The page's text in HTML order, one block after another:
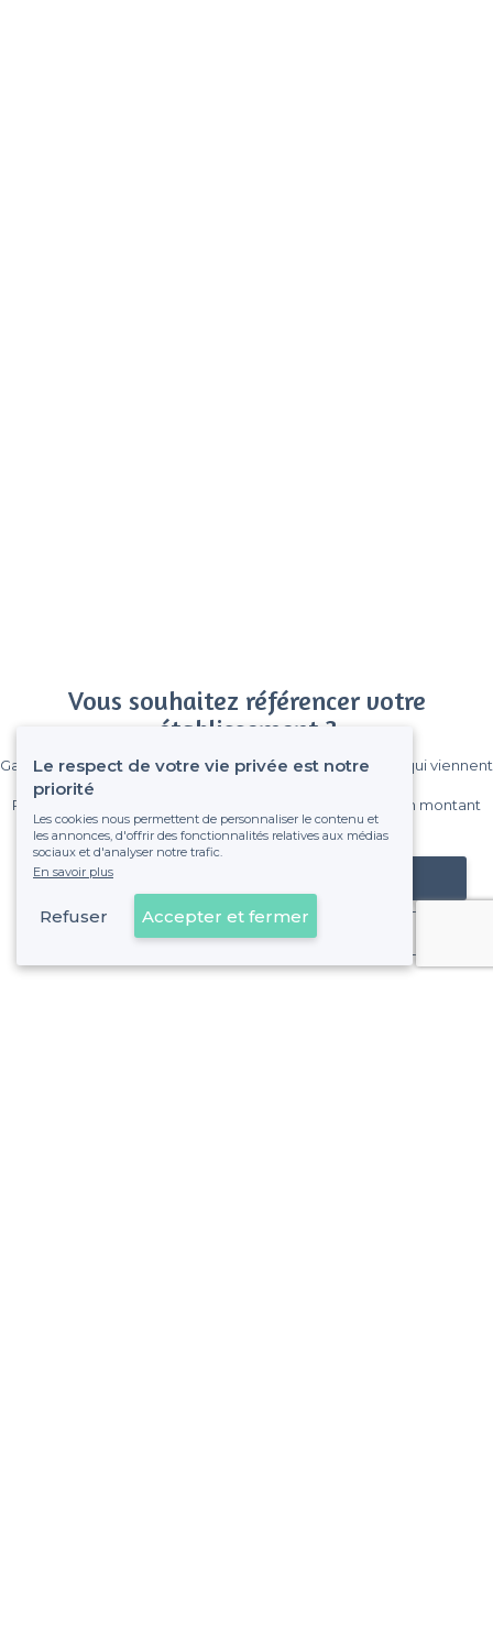
Vous souhaitez référencer votre
établissement ?
Gagnez de nombreux clients parmi le million de visiteurs qui viennent
Pas de commissions et sans engagement, vous payez un montant
fixe sans risque de voir déraper la facture.
Référencer mon établissement
Déjà client
Le respect de votre vie privée est notre
priorité
Les cookies nous permettent de personnaliser le contenu et
les annonces, d'offrir des fonctionnalités relatives aux médias
sociaux et d'analyser notre trafic.
En savoir plus
Refuser Accepter et fermer